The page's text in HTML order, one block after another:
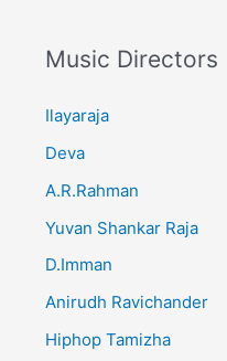
Music Directors
Ilayaraja
Deva
A.R.Rahman
Yuvan Shankar Raja
D.Imman
Anirudh Ravichander
Hiphop Tamizha